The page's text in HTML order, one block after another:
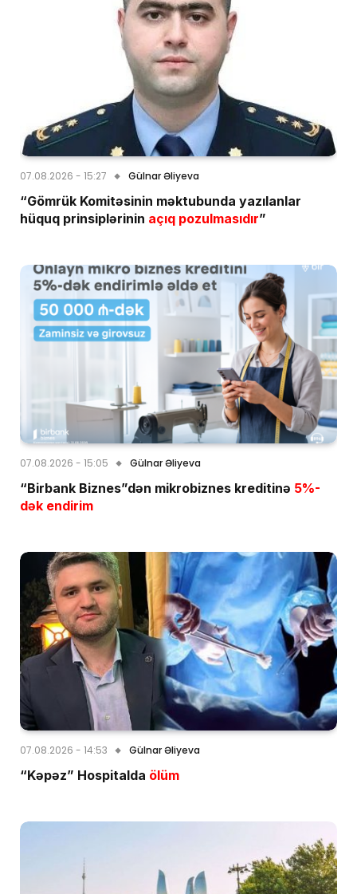
07.08.2026 - 15:27 Gülnar Əliyeva
“Gömrük Komitəsinin məktubunda yazılanlar
hüquq prinsiplərinin açıq pozulmasıdır”
07.08.2026 - 15:05 Gülnar Əliyeva
“Birbank Biznes”dən mikrobiznes kreditinə 5%-
dək endirim
07.08.2026 - 14:53 Gülnar Əliyeva
“Kəpəz” Hospitalda ölüm